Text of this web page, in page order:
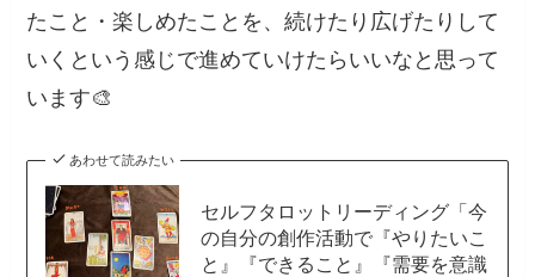
たこと・楽しめたことを、続けたり広げたりして
いくという感じで進めていけたらいいなと思って
います🎨
あわせて読みたい
セルフタロットリーディング「今
の自分の創作活動で『やりたいこ
と』『できること』『需要を意識